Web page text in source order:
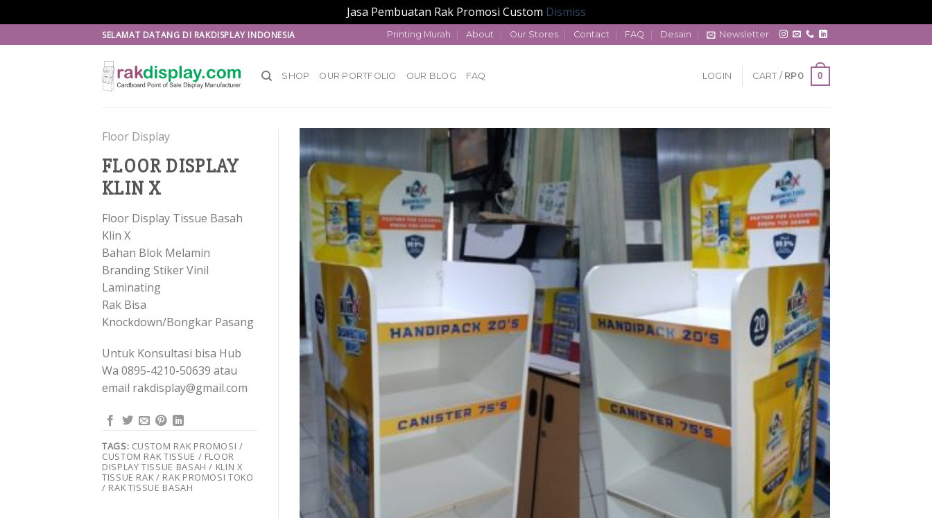
Jasa Pembuatan Rak Promosi Custom Dismiss
to
SELAMAT DATANG DI RAKDISPLAY INDONESIA Printing Murah About Our Stores Contact FAQ Desain Newsletter
SHOP OUR PORTFOLIO OUR BLOG FAQ LOGIN CART / RP0 0
Floor Display
FLOOR DISPLAY
KLIN X
Floor Display Tissue Basah
Klin X
Bahan Blok Melamin
Branding Stiker Vinil
Laminating
Rak Bisa
Knockdown/Bongkar Pasang
Untuk Konsultasi bisa Hub
Wa 0895-4210-50639 atau
email rakdisplay@gmail.com
TAGS: CUSTOM RAK PROMOSI /
CUSTOM RAK TISSUE / FLOOR
DISPLAY TISSUE BASAH / KLIN X
TISSUE RAK / RAK PROMOSI TOKO
/ RAK TISSUE BASAH